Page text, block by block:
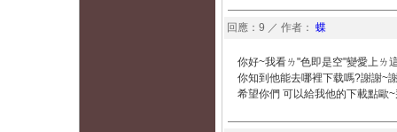
回應：9 ／ 作者： 蝶
你好~我看ㄌ"色即是空"變愛上ㄌ
你知到他能去哪裡下载嗎?謝謝~
希望你們 可以給我他的下載點歐